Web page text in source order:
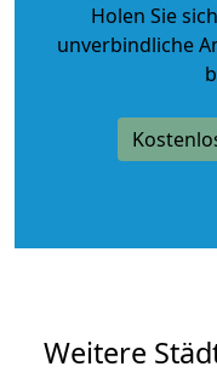
Holen Sie
unverbindliche
Weitere